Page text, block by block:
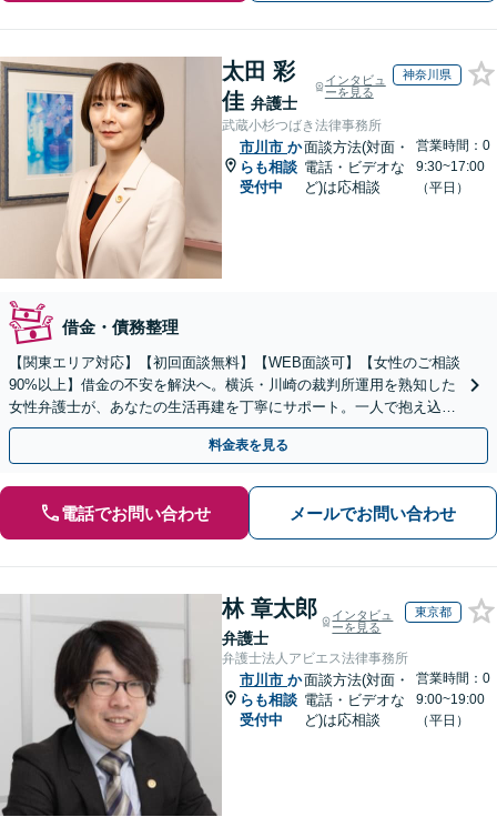
太田 彩
佳 弁護士
インタビュ
ーを見る
神奈川県
武蔵小杉つばき法律事務所
市川市 か
らも相談
受付中
面談方法(対面・
電話・ビデオな
ど)は応相談
営業時間：0
9:30~17:00
（平日）
借金・債務整理
【関東エリア対応】【初回面談無料】【WEB面談可】【女性のご相談
90%以上】借金の不安を解決へ。横浜・川崎の裁判所運用を熟知した
女性弁護士が、あなたの生活再建を丁寧にサポート。一人で抱え込ま
ず、新しい人生への一歩をここから踏み出しませんか。
料金表を見る
電話でお問い合わせ メールでお問い合わせ
林 章太郎
弁護士
インタビュ
ーを見る
東京都
弁護士法人アビエス法律事務所
市川市 か
らも相談
受付中
面談方法(対面・
電話・ビデオな
ど)は応相談
営業時間：0
9:00~19:00
（平日）